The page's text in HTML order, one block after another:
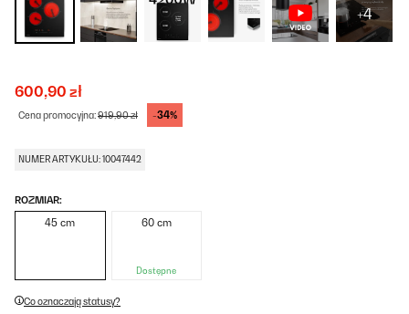
+4
600,90 zł
Cena promocyjna:919,90 zł -34%
NUMER ARTYKUŁU: 10047442
ROZMIAR:
45 cm 60 cm
Dostępne
Co oznaczają statusy?